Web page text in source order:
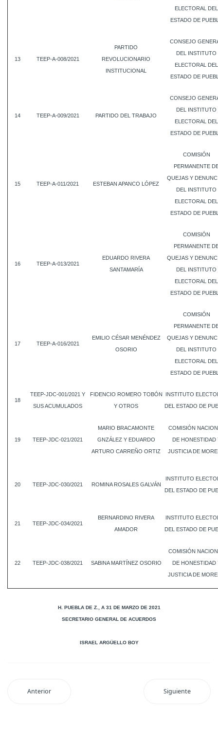
ELECTORAL DEL
ESTADO DE
13 TEEP-A-008/2021
PARTIDO
REVOLUCIONARIO
INSTITUCIONAL
CONSEJO
DEL INSTITUTO
ELECTORAL DEL
ESTADO DE
14 TEEP-A-009/2021 PARTIDO DEL TRABAJO
CONSEJO
DEL INSTITUTO
ELECTORAL DEL
ESTADO DE
15 TEEP-A-011/2021 ESTEBAN APANCO LÓPEZ
COMISIÓN
PERMANENTE
QUEJAS Y
DEL INSTITUTO
ELECTORAL DEL
ESTADO DE
16 TEEP-A-013/2021
EDUARDO RIVERA
SANTAMARÍA
COMISIÓN
PERMANENTE
QUEJAS Y
DEL INSTITUTO
ELECTORAL DEL
ESTADO DE
17 TEEP-A-016/2021
EMILIO CÉSAR MENÉNDEZ
OSORIO
COMISIÓN
PERMANENTE
QUEJAS Y
DEL INSTITUTO
ELECTORAL DEL
ESTADO DE
18
TEEP-JDC-001/2021 Y
SUS ACUMULADOS
FIDENCIO ROMERO TOBÓN
Y OTROS
INSTITUTO
DEL ESTADO DE
19 TEEP-JDC-021/2021
MARIO BRACAMONTE
GNZÁLEZ Y EDUARDO
ARTURO CARREÑO ORTIZ
COMISIÓN
DE HONESTIDAD
JUSTICIA DE
20 TEEP-JDC-030/2021 ROMINA ROSALES GALVÁN
INSTITUTO
DEL ESTADO DE
21 TEEP-JDC-034/2021
BERNARDINO RIVERA
AMADOR
INSTITUTO
DEL ESTADO DE
22 TEEP-JDC-038/2021 SABINA MARTÍNEZ OSORIO
COMISIÓN
DE HONESTIDAD
JUSTICIA DE
H. PUEBLA DE Z., A 31 DE MARZO DE 2021
SECRETARIO GENERAL DE ACUERDOS
ISRAEL ARGÜELLO BOY
Anterior Siguiente